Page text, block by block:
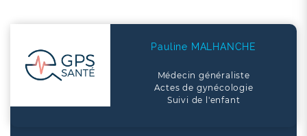
Pauline MALHANCHE
Médecin généraliste
Actes de gynécologie
Suivi de l'enfant